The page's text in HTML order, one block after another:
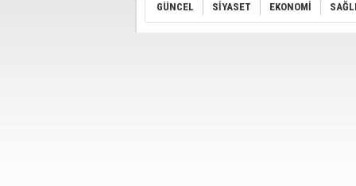
GÜNCEL SİYASET EKONOMİ